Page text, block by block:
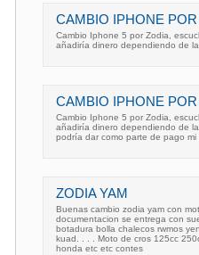
CAMBIO IPHONE
Cambio Iphone 5 por Zodia,
añadiría dinero dependiendo de
CAMBIO IPHONE
Cambio Iphone 5 por Zodia,
añadiría dinero dependiendo de
podría dar como parte de pago mi
ZODIA YAM
Buenas cambio zodia yam con
documentacion se entrega con
botadura bolla chalecos rwmos
kuad. . . . Moto de cros 125cc
honda etc etc contes